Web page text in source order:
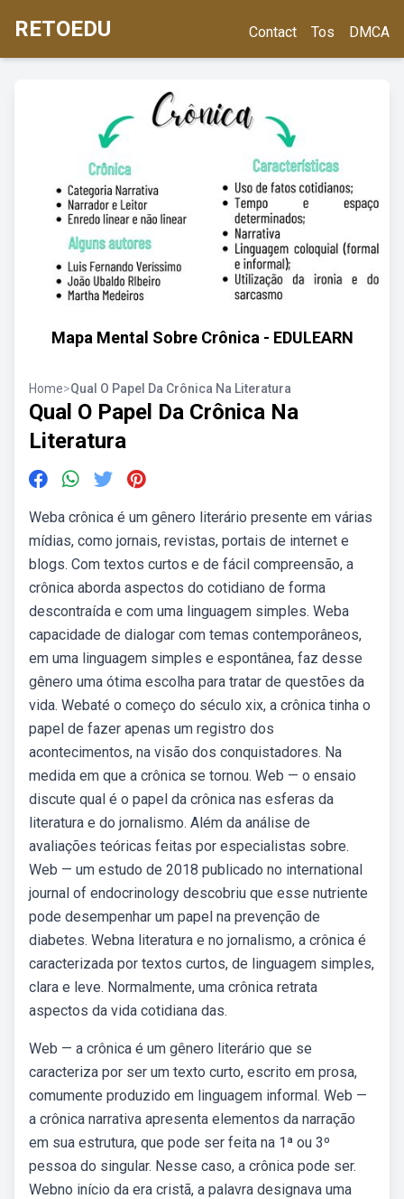
RETOEDU Contact Tos DMCA
Mapa Mental Sobre Crônica - EDULEARN
Home>Qual O Papel Da Crônica Na Literatura
Qual O Papel Da Crônica Na
Literatura
Weba crônica é um gênero literário presente em várias
mídias, como jornais, revistas, portais de internet e
blogs. Com textos curtos e de fácil compreensão, a
crônica aborda aspectos do cotidiano de forma
descontraída e com uma linguagem simples. Weba
capacidade de dialogar com temas contemporâneos,
em uma linguagem simples e espontânea, faz desse
gênero uma ótima escolha para tratar de questões da
vida. Webaté o começo do século xix, a crônica tinha o
papel de fazer apenas um registro dos
acontecimentos, na visão dos conquistadores. Na
medida em que a crônica se tornou. Web — o ensaio
discute qual é o papel da crônica nas esferas da
literatura e do jornalismo. Além da análise de
avaliações teóricas feitas por especialistas sobre.
Web — um estudo de 2018 publicado no international
journal of endocrinology descobriu que esse nutriente
pode desempenhar um papel na prevenção de
diabetes. Webna literatura e no jornalismo, a crônica é
caracterizada por textos curtos, de linguagem simples,
clara e leve. Normalmente, uma crônica retrata
aspectos da vida cotidiana das.
Web — a crônica é um gênero literário que se
caracteriza por ser um texto curto, escrito em prosa,
comumente produzido em linguagem informal. Web —
a crônica narrativa apresenta elementos da narração
em sua estrutura, que pode ser feita na 1ª ou 3º
pessoa do singular. Nesse caso, a crônica pode ser.
Webno início da era cristã, a palavra designava uma